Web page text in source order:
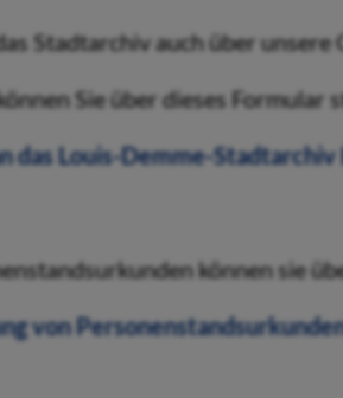
Stadtarchiv auch über
Sie über dieses Formular
das Louis-Demme-
können sie
von